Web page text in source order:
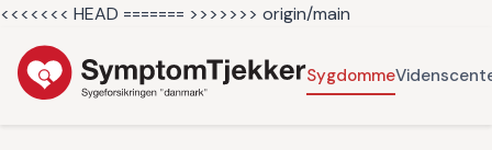
<<<<<<< HEAD ======= >>>>>>> origin/main
Sygdomme